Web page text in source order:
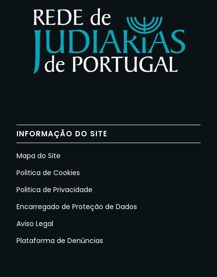
INFORMAÇÃO DO SITE
Mapa do Site
Politica de Cookies
Politica de Privacidade
Encarregado de Proteção de Dados
Aviso Legal
Plataforma de Denúncias